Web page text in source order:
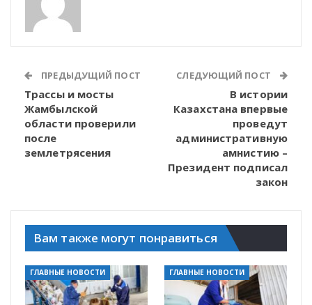
ПРЕДЫДУЩИЙ ПОСТ
Трассы и мосты
Жамбылской
области проверили
после
землетрясения
СЛЕДУЮЩИЙ ПОСТ
В истории
Казахстана впервые
проведут
административную
амнистию –
Президент подписал
закон
Вам также могут понравиться
ГЛАВНЫЕ НОВОСТИ ГЛАВНЫЕ НОВОСТИ